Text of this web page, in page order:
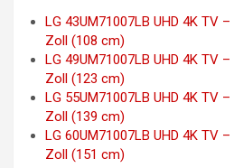
LG 43UM71007LB UHD 4K TV
Zoll (108 cm)
LG 49UM71007LB UHD 4K TV
Zoll (123 cm)
LG 55UM71007LB UHD 4K TV
Zoll (139 cm)
LG 60UM71007LB UHD 4K TV
Zoll (151 cm)